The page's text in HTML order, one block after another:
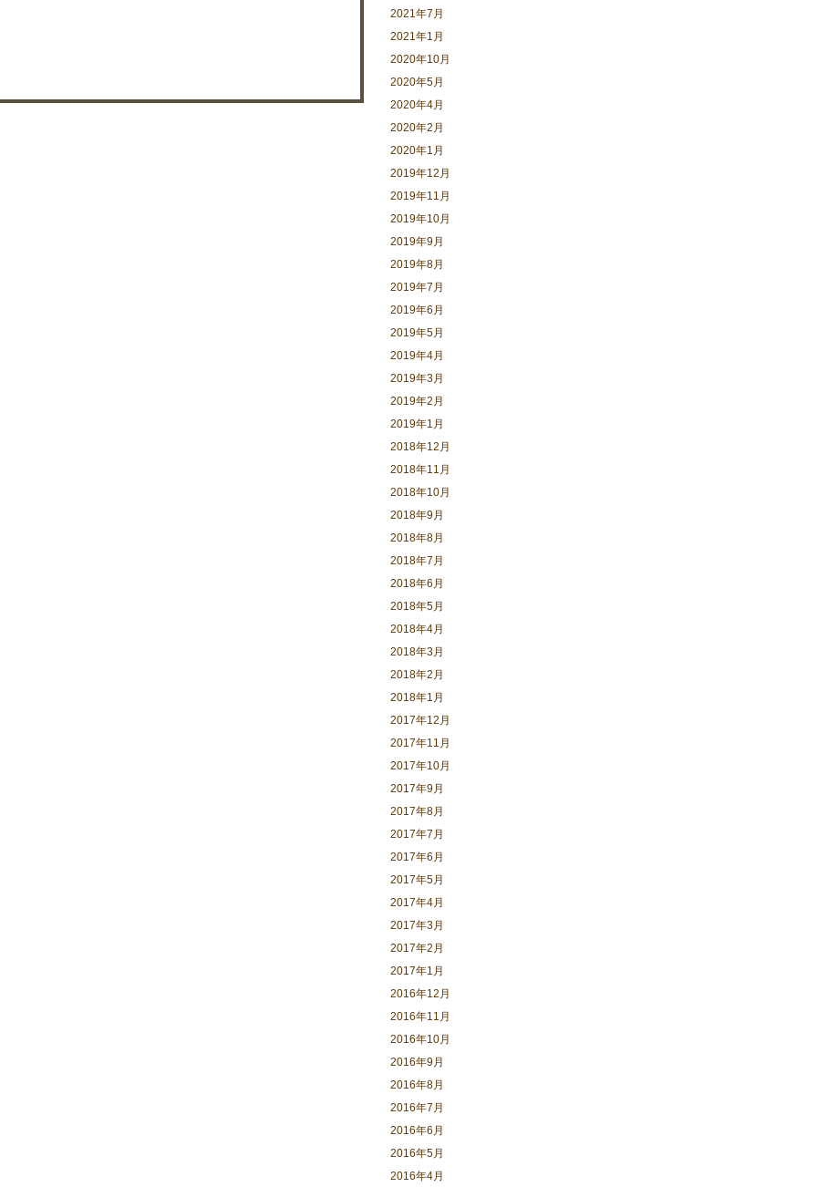
2021年7月
2021年1月
2020年10月
2020年5月
2020年4月
2020年2月
2020年1月
2019年12月
2019年11月
2019年10月
2019年9月
2019年8月
2019年7月
2019年6月
2019年5月
2019年4月
2019年3月
2019年2月
2019年1月
2018年12月
2018年11月
2018年10月
2018年9月
2018年8月
2018年7月
2018年6月
2018年5月
2018年4月
2018年3月
2018年2月
2018年1月
2017年12月
2017年11月
2017年10月
2017年9月
2017年8月
2017年7月
2017年6月
2017年5月
2017年4月
2017年3月
2017年2月
2017年1月
2016年12月
2016年11月
2016年10月
2016年9月
2016年8月
2016年7月
2016年6月
2016年5月
2016年4月